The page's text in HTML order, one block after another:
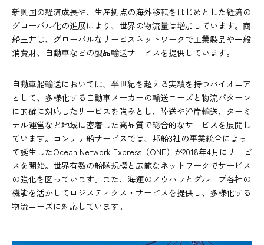
新興国の経済成長や、生産拠点の海外移転をはじめとした経済の
グローバル化の進展により、世界の物流量は増加しています。商
船三井は、グローバルなサービスネットワークで工業製品や一般
消費財、自動車などの製品輸送サービスを提供しています。
自動車船輸送においては、半世紀を超える実績を持つパイオニア
として、多様化する自動車メーカーの輸送ニーズと物流パターン
に的確に対応したサービスを強みとし、陸送や沿岸輸送、ターミ
ナル運営など地域に密着した高品質で総合的なサービスを展開し
ています。コンテナ船サービスでは、邦船3社の事業統合によっ
て誕生したOcean Network Express（ONE）が2018年4月にサービ
スを開始。世界有数の船隊規模と広範なネットワークでサービス
の強化を図っています。また、海運のノウハウとグループ各社の
機能を活かしてロジスティクス・サービスを提供し、多様化する
物流ニーズに対応しています。